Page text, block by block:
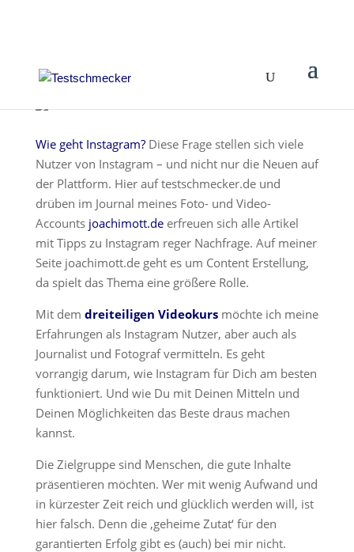
Wie geht Instagram?Diese Frage stellen sich viele
Nutzer von Instagram – und nicht nur die Neuen auf
der Plattform. Hier auf testschmecker.de und
drüben im Journal meines Foto- und Video-
Accounts joachimott.deerfreuen sich alle Artikel
mit Tipps zu Instagram reger Nachfrage. Auf meiner
Seite joachimott.de geht es um Content Erstellung,
da spielt das Thema eine größere Rolle.
Mit dem dreiteiligen Videokursmöchte ich meine
Erfahrungen als Instagram Nutzer, aber auch als
Journalist und Fotograf vermitteln. Es geht
vorrangig darum, wie Instagram für Dich am besten
funktioniert. Und wie Du mit Deinen Mitteln und
Deinen Möglichkeiten das Beste draus machen
kannst.
Die Zielgruppe sind Menschen, die gute Inhalte
präsentieren möchten. Wer mit wenig Aufwand und
in kürzester Zeit reich und glücklich werden will, ist
hier falsch. Denn die ‚geheime Zutat‘ für den
garantierten Erfolg gibt es (auch) bei mir nicht.